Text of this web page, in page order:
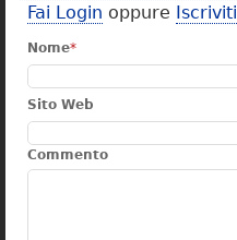
Fai Login oppure Iscriviti
Nome*
Sito Web
Commento